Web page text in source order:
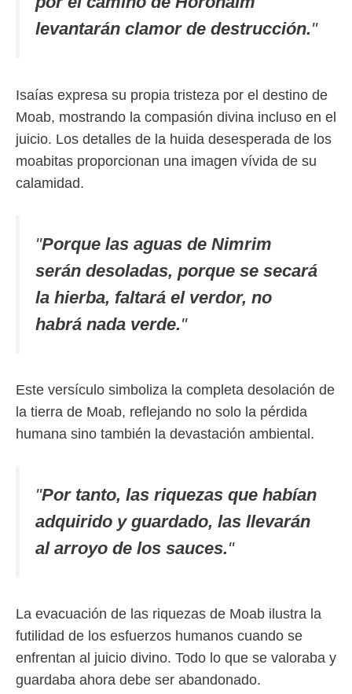
levantarán clamor de destrucción."
Isaías expresa su propia tristeza por el destino de
Moab, mostrando la compasión divina incluso en el
juicio. Los detalles de la huida desesperada de los
moabitas proporcionan una imagen vívida de su
calamidad.
"Porque las aguas de Nimrim
serán desoladas, porque se secará
la hierba, faltará el verdor, no
habrá nada verde."
Este versículo simboliza la completa desolación de
la tierra de Moab, reflejando no solo la pérdida
humana sino también la devastación ambiental.
"Por tanto, las riquezas que habían
adquirido y guardado, las llevarán
al arroyo de los sauces."
La evacuación de las riquezas de Moab ilustra la
futilidad de los esfuerzos humanos cuando se
enfrentan al juicio divino. Todo lo que se valoraba y
guardaba ahora debe ser abandonado.